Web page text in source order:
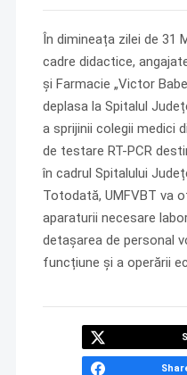
În dimineața zilei de 31
cadre didactice,
și Farmacie „Victor
deplasa la Spitalul
a sprijinii colegii medici
de testare RT-PCR
în cadrul Spitalului
Totodată, UMFVBT va
aparaturii necesare
detașarea de personal
funcțiune și a operării